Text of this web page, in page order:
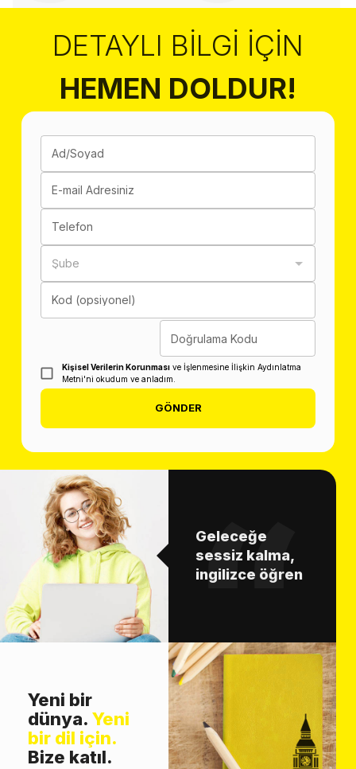
DETAYLI BILGI İÇIN
HEMEN DOLDUR!
Ad/Soyad
E-mail Adresiniz
Telefon
Şube
Kod (opsiyonel)
Doğrulama Kodu
Kişisel Verilerin Korunması ve İşlenmesine İlişkin Aydınlatma
Metni'ni okudum ve anladım.
GÖNDER
Geleceğe
sessiz kalma,
ingilizce öğren
Yeni bir
dünya. Yeni
bir dil için.
Bize katıl.